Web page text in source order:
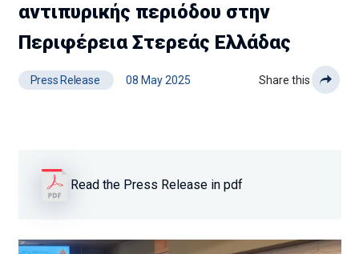
αντιπυρικής περιόδου στην
Περιφέρεια Στερεάς Ελλάδας
Press Release 08 May 2025 Share this
Read the Press Release in pdf